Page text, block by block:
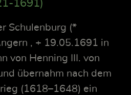
1691)
Schulenburg (*
, + 19.05.1691 in
von Henning III. von
übernahm nach dem
(1618–1648) ein